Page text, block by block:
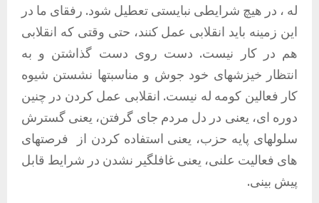
له ، در هیچ شرایطی نبایستی تعطیل شود. رفقای ما در
این زمینه باید انقلابی عمل کنند، حتی وقتی که انقلابی
هم در کار نیست. دست روی دست گذاشتن و به
انتظار خیزشهای خود جوش و مناسبتها نشستن شیوه
کار فعالین کومه له نیست. انقلابی عمل کردن در چنین
دوره ای، یعنی در دل مردم جای گرفتن، یعنی گسترش
سلولهای پایه حزب، یعنی استفاده کردن از
فرصتهای
های فعالیت علنی، یعنی غافلگیر نشدن در شرایط قابل
پیش بینی.